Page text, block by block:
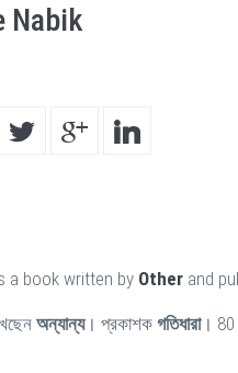
Nabik
a book written by Other and
অন্যান্য। প্রকাশক গতিধারা। 80